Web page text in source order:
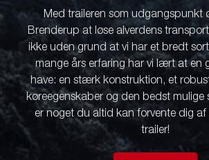
Med traileren som udgangspunkt
Brenderup at løse alverdens
ikke uden grund at vi har et bredt
mange års erfaring har vi lært at en
have: en stærk konstruktion, et
køreegenskaber og den bedst mulige
er noget du altid kan forvente dig
trailer!